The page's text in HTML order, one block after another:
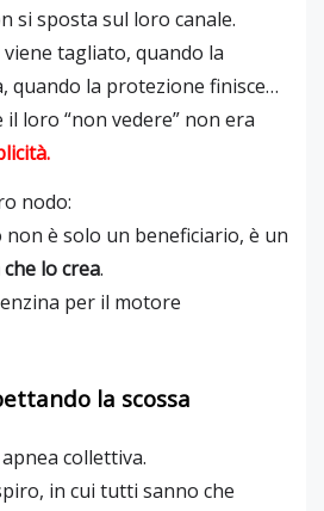
si sposta sul loro canale.
tagliato, quando la
quando la protezione finisce…
loro “non vedere” non era
nodo:
non è solo un beneficiario, è un
lo crea.
per il motore
la scossa
collettiva.
in cui tutti sanno che